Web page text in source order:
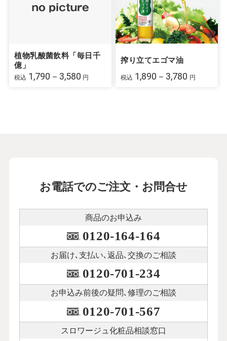
植物乳酸菌飲料「毎日千
億」
税込 1,790－3,580 円
搾り立てエゴマ油
税込 1,890－3,780 円
お電話でのご注文・お問合せ
商品のお申込み
0120-164-164
お届け､支払い､ 返品､交換のご相談
0120-701-234
お申込み前後の疑問､修理のご相談
0120-701-567
スロワージュ化粧品相談窓口